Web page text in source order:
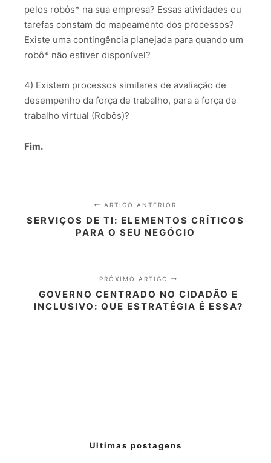
pelos robôs* na sua empresa? Essas atividades ou
tarefas constam do mapeamento dos processos?
Existe uma contingência planejada para quando um
robô* não estiver disponível?
4) Existem processos similares de avaliação de
desempenho da força de trabalho, para a força de
trabalho virtual (Robôs)?
Fim.
ARTIGO ANTERIOR
SERVIÇOS DE TI: ELEMENTOS CRÍTICOS
PARA O SEU NEGÓCIO
PRÓXIMO ARTIGO
GOVERNO CENTRADO NO CIDADÃO E
INCLUSIVO: QUE ESTRATÉGIA É ESSA?
Ultimas postagens